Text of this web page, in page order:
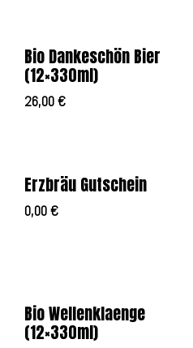
Bio Dankeschön Bier
(12×330ml)
26,00€
Erzbräu Gutschein
0,00€
Bio Wellenklaenge
(12×330ml)